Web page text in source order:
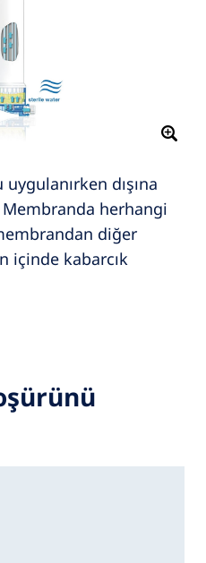
dışına
Membranda herhangi
diğer
içinde kabarcık